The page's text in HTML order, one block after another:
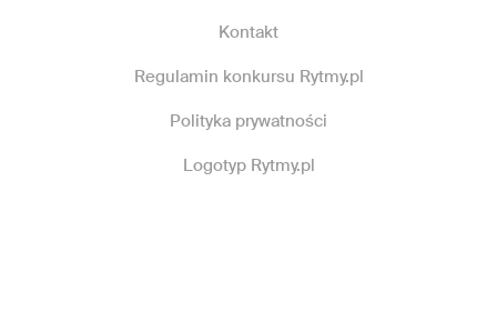
Kontakt
Regulamin konkursu Rytmy.pl
Polityka prywatności
Logotyp Rytmy.pl